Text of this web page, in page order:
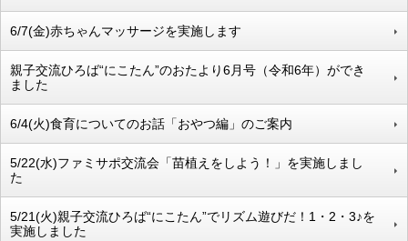
6/7(金)赤ちゃんマッサージを実施します
親子交流ひろば“にこたん”のおたより6月号（令和6年）ができ
ました
6/4(火)食育についてのお話「おやつ編」のご案内
5/22(水)ファミサポ交流会「苗植えをしよう！」を実施しまし
た
5/21(火)親子交流ひろば“にこたん”でリズム遊びだ！1・2・3♪を
実施しました